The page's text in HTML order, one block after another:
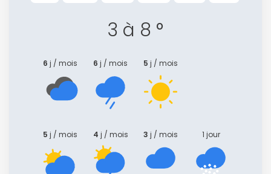
3 à 8 °
6 j / mois 6 j / mois 5 j / mois
5 j / mois 4 j / mois 3 j / mois 1 jour